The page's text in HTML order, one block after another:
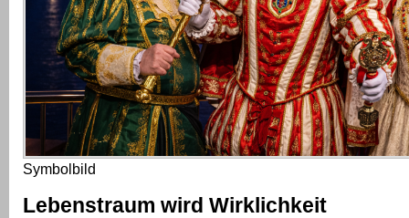
Symbolbild
Lebenstraum wird Wirklichkeit